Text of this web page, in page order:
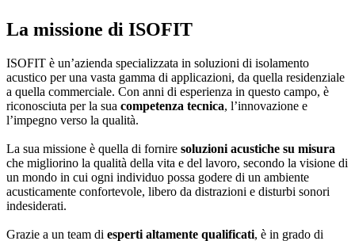
La missione di ISOFIT
ISOFIT è un’azienda specializzata in soluzioni di isolamento
acustico per una vasta gamma di applicazioni, da quella residenziale
a quella commerciale. Con anni di esperienza in questo campo, è
riconosciuta per la sua competenza tecnica, l’innovazione e
l’impegno verso la qualità.
La sua missione è quella di fornire soluzioni acustiche su misura
che migliorino la qualità della vita e del lavoro, secondo la visione di
un mondo in cui ogni individuo possa godere di un ambiente
acusticamente confortevole, libero da distrazioni e disturbi sonori
indesiderati.
Grazie a un team di esperti altamente qualificati, è in grado di